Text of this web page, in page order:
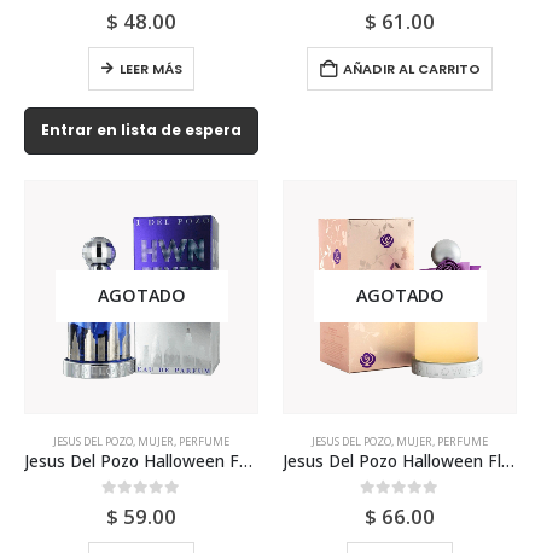
0out of 5
$ 48.00
LEER MÁS
Entrar en lista de espera
0out of 5
$ 61.00
AÑADIR AL CARRITO
AGOTADO
JESUS DEL POZO, MUJER, PERFUME
Jesus Del Pozo Halloween Fever 100ml Para Mujer
0out of 5
$ 59.00
AGOTADO
JESUS DEL POZO, MUJER, PERFUME
Jesus Del Pozo Halloween Fleur 100ml Para Mujer
0out of 5
$ 66.00